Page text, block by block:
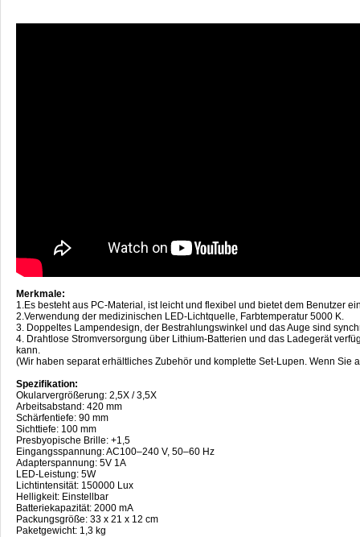
Merkmale:
1.Es besteht aus PC-Material, ist leicht und flexibel und bietet dem Benutzer
2.Verwendung der medizinischen LED-Lichtquelle, Farbtemperatur 5000 K.
3. Doppeltes Lampendesign, der Bestrahlungswinkel und das Auge sind
4. Drahtlose Stromversorgung über Lithium-Batterien und das Ladegerät
kann.
(Wir haben separat erhältliches Zubehör und komplette Set-Lupen. Wenn
Spezifikation:
Okularvergrößerung: 2,5X / 3,5X
Arbeitsabstand: 420 mm
Schärfentiefe: 90 mm
Sichttiefe: 100 mm
Presbyopische Brille: +1,5
Eingangsspannung: AC100–240 V, 50–60 Hz
Adapterspannung: 5V 1A
LED-Leistung: 5W
Lichtintensität: 150000 Lux
Helligkeit: Einstellbar
Batteriekapazität: 2000 mA
Packungsgröße: 33 x 21 x 12 cm
Paketgewicht: 1,3 kg